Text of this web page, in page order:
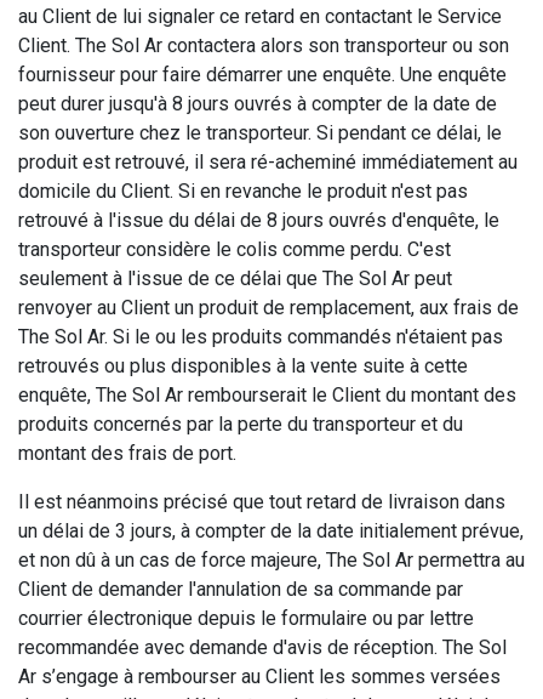
au Client de lui signaler ce retard en contactant le Service
Client. The Sol Ar contactera alors son transporteur ou son
fournisseur pour faire démarrer une enquête. Une enquête
peut durer jusqu'à 8 jours ouvrés à compter de la date de
son ouverture chez le transporteur. Si pendant ce délai, le
produit est retrouvé, il sera ré-acheminé immédiatement au
domicile du Client. Si en revanche le produit n'est pas
retrouvé à l'issue du délai de 8 jours ouvrés d'enquête, le
transporteur considère le colis comme perdu. C'est
seulement à l'issue de ce délai que The Sol Ar peut
renvoyer au Client un produit de remplacement, aux frais de
The Sol Ar. Si le ou les produits commandés n'étaient pas
retrouvés ou plus disponibles à la vente suite à cette
enquête, The Sol Ar rembourserait le Client du montant des
produits concernés par la perte du transporteur et du
montant des frais de port.
Il est néanmoins précisé que tout retard de livraison dans
un délai de 3 jours, à compter de la date initialement prévue,
et non dû à un cas de force majeure, The Sol Ar permettra au
Client de demander l'annulation de sa commande par
courrier électronique depuis le formulaire ou par lettre
recommandée avec demande d'avis de réception. The Sol
Ar s’engage à rembourser au Client les sommes versées